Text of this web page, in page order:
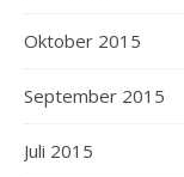
Oktober 2015
September 2015
Juli 2015